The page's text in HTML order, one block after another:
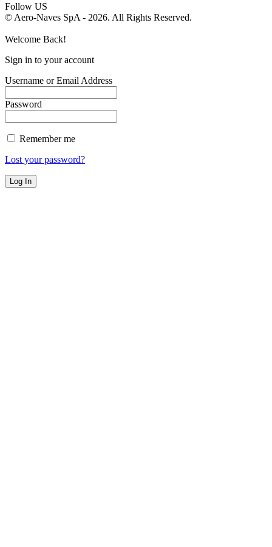
Follow US
© Aero-Naves SpA - 2026. All Rights Reserved.
Welcome Back!
Sign in to your account
Username or Email Address
Password
Remember me
Lost your password?